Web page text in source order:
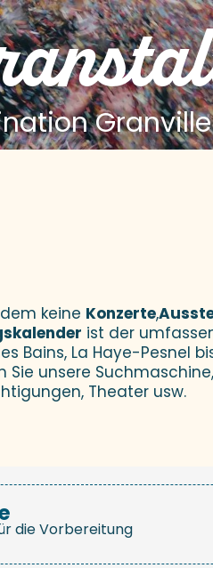
keine Konzerte,
ist der
Bains, La Haye-Pesnel
Sie unsere
Theater usw.
die Vorbereitung